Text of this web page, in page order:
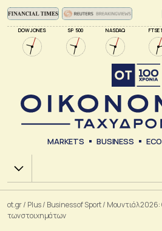
DOW JONES SP 500 NASDAQ FTSE
MARKETS BUSINESS
Χ.Α.
ot.gr/ Plus/ Business of Sport/ Μουντιάλ 2026:
των στοιχημάτων